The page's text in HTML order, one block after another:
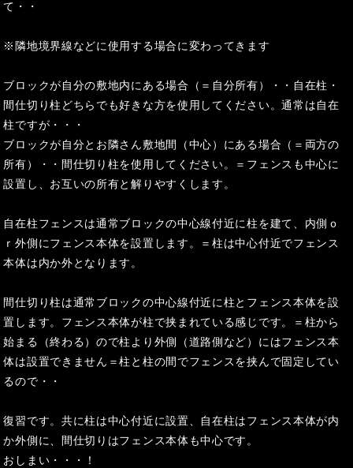
て・・
※隣地境界線などに使用する場合に変わってきます
ブロックが自分の敷地内にある場合（＝自分所有）・・自在柱・
間仕切り柱どちらでも好きな方を使用してください。通常は自在
柱ですが・・・
ブロックが自分とお隣さん敷地間（中心）にある場合（＝両方の
所有）・・間仕切り柱を使用してください。＝フェンスも中心に
設置し、お互いの所有と解りやすくします。
自在柱フェンスは通常ブロックの中心線付近に柱を建て、内側ｏ
ｒ外側にフェンス本体を設置します。＝柱は中心付近でフェンス
本体は内か外となります。
間仕切り柱は通常ブロックの中心線付近に柱とフェンス本体を設
置します。フェンス本体が柱で挟まれている感じです。＝柱から
始まる（終わる）ので柱より外側（道路側など）にはフェンス本
体は設置できません＝柱と柱の間でフェンスを挟んで固定してい
るので・・
復習です。共に柱は中心付近に設置、自在柱はフェンス本体が内
か外側に、間仕切りはフェンス本体も中心です。
おしまい・・・！